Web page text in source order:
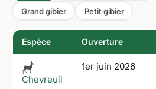
Grand gibier Petit gibier
Espèce Ouverture
Chevreuil
1er juin 2026